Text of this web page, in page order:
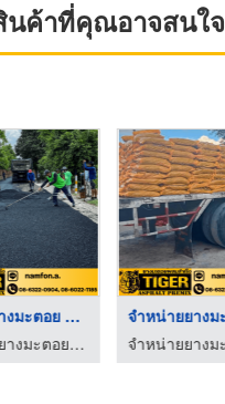
นค้าที่คุณอาจสนใจ
รับลาดยางมะตอย สมุทร ...
จำหน่ายยางมะตอยราคาส่ง - TIGER